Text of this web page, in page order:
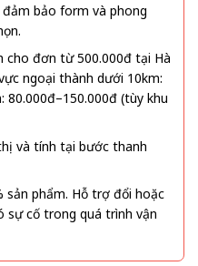
bảo form và phong
cho đơn từ 500.000đ tại Hà
ngoại thành dưới 10km:
80.000đ–150.000đ (tùy khu
và tính tại bước thanh
sản phẩm. Hỗ trợ đổi hoặc
sự cố trong quá trình vận